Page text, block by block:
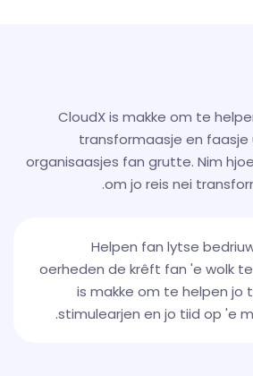
CloudX is makke om te
transformaasje en
organisaasjes fan grutte. Nim
om jo reis nei
Helpen fan lytse
oerheden de krêft fan 'e wolk
is makke om te helpen jo
stimulearjen en jo tiid op 'e